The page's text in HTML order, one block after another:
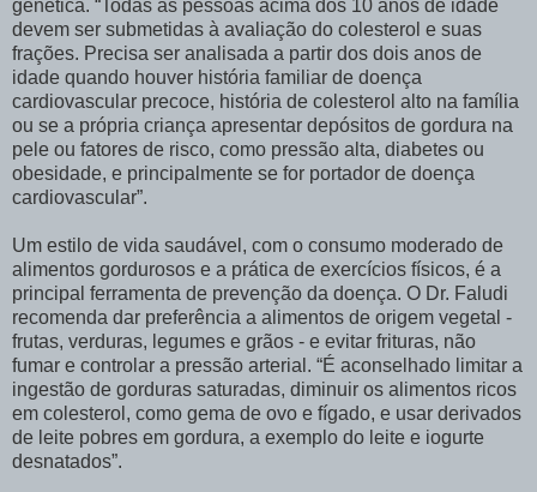
genética. “Todas as pessoas acima dos 10 anos de idade
devem ser submetidas à avaliação do colesterol e suas
frações. Precisa ser analisada a partir dos dois anos de
idade quando houver história familiar de doença
cardiovascular precoce, história de colesterol alto na família
ou se a própria criança apresentar depósitos de gordura na
pele ou fatores de risco, como pressão alta, diabetes ou
obesidade, e principalmente se for portador de doença
cardiovascular”.
Um estilo de vida saudável, com o consumo moderado de
alimentos gordurosos e a prática de exercícios físicos, é a
principal ferramenta de prevenção da doença. O Dr. Faludi
recomenda dar preferência a alimentos de origem vegetal -
frutas, verduras, legumes e grãos - e evitar frituras, não
fumar e controlar a pressão arterial. “É aconselhado limitar a
ingestão de gorduras saturadas, diminuir os alimentos ricos
em colesterol, como gema de ovo e fígado, e usar derivados
de leite pobres em gordura, a exemplo do leite e iogurte
desnatados”.